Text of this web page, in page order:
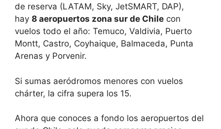
de reserva (LATAM, Sky, JetSMART, DAP),
hay 8 aeropuertos zona sur de Chile con
vuelos todo el año: Temuco, Valdivia, Puerto
Montt, Castro, Coyhaique, Balmaceda, Punta
Arenas y Porvenir.
Si sumas aeródromos menores con vuelos
chárter, la cifra supera los 15.
Ahora que conoces a fondo los aeropuertos del